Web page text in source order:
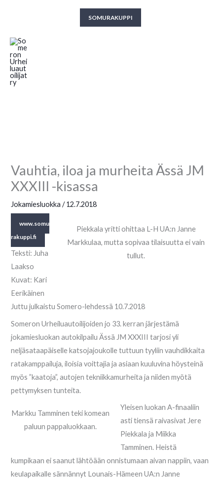
SOMURAKUPPI
Vauhtia, iloa ja murheita Ässä JM
XXXIII -kisassa
Jokamiesluokka /12.7.2018
Piekkala yritti ohittaa L-H UA:n Janne
Markkulaa, mutta sopivaa tilaisuutta ei vain
tullut.
www.somu
rakuppi.fi
Teksti: Juha
Laakso
Kuvat: Kari
Eerikäinen
Juttu julkaistu Somero-lehdessä 10.7.2018
Someron Urheiluautoilijoiden jo 33. kerran järjestämä
jokamiesluokan autokilpailu Ässä JM XXXIII tarjosi yli
neljäsataapäiselle katsojajoukolle tuttuun tyyliin vauhdikkaita
ratakamppailuja, iloisia voittajia ja asiaan kuuluvina höysteinä
myös ”kaatoja”, autojen tekniikkamurheita ja niiden myötä
pettymyksen tunteita.
Markku Tamminen teki komean
paluun pappaluokkaan.
Yleisen luokan A-finaaliin
asti tiensä raivasivat Jere
Piekkala ja Miikka
Tamminen. Heistä
kumpikaan ei saanut lähtöään onnistumaan aivan nappiin, vaan
keulapaikalle sännännyt Lounais-Hämeen UA:n Janne